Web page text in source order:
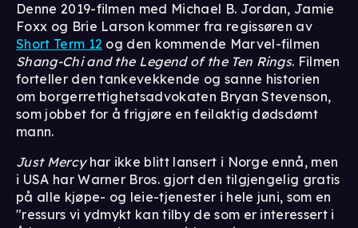
Denne 2019-filmen med Michael B. Jordan, Jamie
Foxx og Brie Larson kommer fra regissøren av
Short Term 12 og den kommende Marvel-filmen
Shang-Chi and the Legend of the Ten Rings. Filmen
forteller den tankevekkende og sanne historien
om borgerrettighetsadvokaten Bryan Stevenson,
som jobbet for å frigjøre en feilaktig dødsdømt
mann.
Just Mercyhar ikke blitt lansert i Norge ennå, men
i USA har Warner Bros. gjort den tilgjengelig gratis
på alle kjøpe- og leie-tjenester i hele juni, som en
"ressurs vi ydmykt kan tilby de som er interessert i